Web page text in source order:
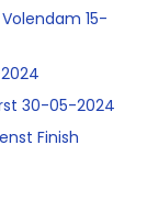
15-
30-05-2024
Finish